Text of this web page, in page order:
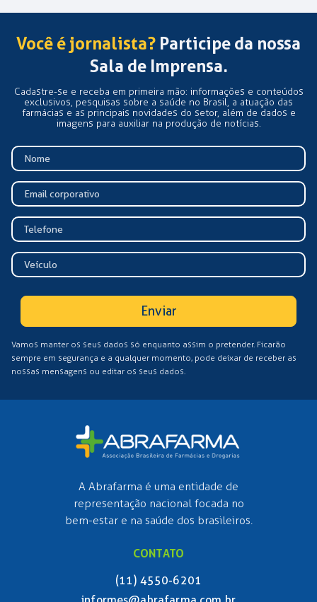
Você é jornalista? Participe da nossa
Sala de Imprensa.
Cadastre-se e receba em primeira mão: informações e conteúdos
exclusivos, pesquisas sobre a saúde no Brasil, a atuação das
farmácias e as principais novidades do setor, além de dados e
imagens para auxiliar na produção de notícias.
Enviar
Vamos manter os seus dados só enquanto assim o pretender. Ficarão
sempre em segurança e a qualquer momento, pode deixar de receber as
nossas mensagens ou editar os seus dados.
A Abrafarma é uma entidade de
representação nacional focada no
bem-estar e na saúde dos brasileiros.
CONTATO
(11) 4550-6201